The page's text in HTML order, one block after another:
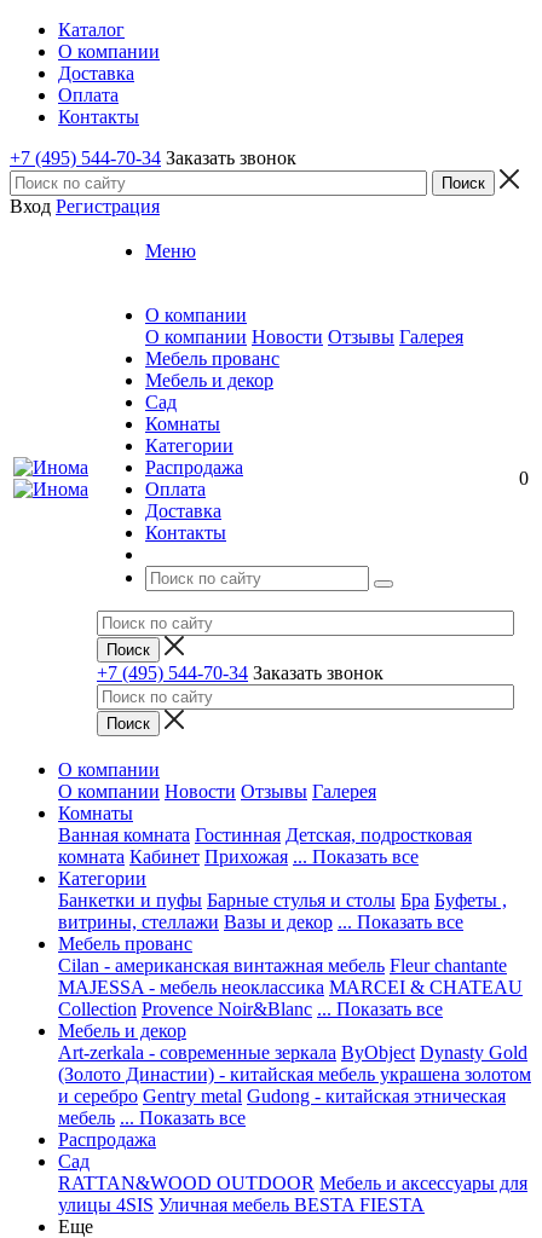
Каталог
О компании
Доставка
Оплата
Контакты
+7 (495) 544-70-34 Заказать звонок
Вход Регистрация
Меню
О компании
О компании Новости Отзывы Галерея
Мебель прованс
Мебель и декор
Сад
Комнаты
Категории
Распродажа
Оплата
Доставка
Контакты
+7 (495) 544-70-34 Заказать звонок
0
О компании
О компании Новости Отзывы Галерея
Комнаты
Ванная комната Гостинная Детская, подростковая
комната Кабинет Прихожая ... Показать все
Категории
Банкетки и пуфы Барные стулья и столы Бра Буфеты ,
витрины, стеллажи Вазы и декор ... Показать все
Мебель прованс
Cilan - американская винтажная мебель Fleur chantante
MAJESSA - мебель неоклассика MARCEI & CHATEAU
Collection Provence Noir&Blanc ... Показать все
Мебель и декор
Art-zerkala - современные зеркала ByObject Dynasty Gold
(Золото Династии) - китайская мебель украшена золотом
и серебро Gentry metal Gudong - китайская этническая
мебель ... Показать все
Распродажа
Сад
RATTAN&WOOD OUTDOOR Мебель и аксессуары для
улицы 4SIS Уличная мебель BESTA FIESTA
Еще